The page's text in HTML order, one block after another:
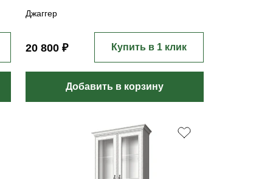
Джаггер
20 800 ₽ Купить в 1 клик
Добавить в корзину